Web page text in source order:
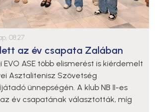
08:27
lett az év csapata Zalában
ASE több elismerést is kiérdemelt
Asztalitenisz Szövetség
ünnepségén. A klub NB II-es
év csapatának választották, míg